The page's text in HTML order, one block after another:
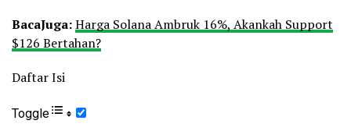
BacaJuga:Harga Solana Ambruk 16%, Akankah Support
$126 Bertahan?
Daftar Isi
Toggle